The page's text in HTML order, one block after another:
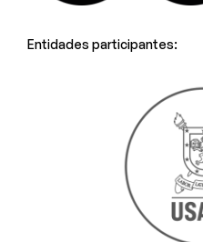
Entidades participantes: